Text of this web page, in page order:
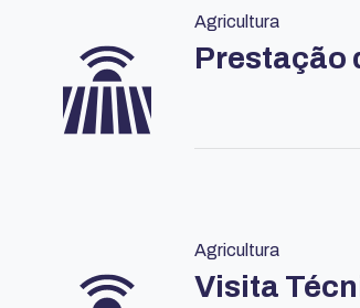
Agricultura
Prestação
Agricultura
Visita